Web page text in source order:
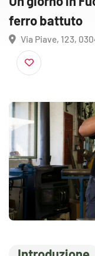
Un giorno in
ferro battuto
Via Piave, 123,